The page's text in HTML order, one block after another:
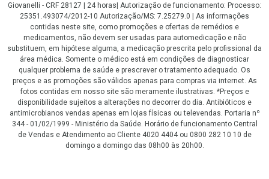
Giovanelli - CRF 28127 | 24 horas| Autorização de funcionamento: Processo:
25351.493074/2012-10 Autorização/MS: 7.25279.0 | As informações
contidas neste site, como promoções e ofertas de remédios e
medicamentos, não devem ser usadas para automedicação e não
substituem, em hipótese alguma, a medicação prescrita pelo profissional da
área médica. Somente o médico está em condições de diagnosticar
qualquer problema de saúde e prescrever o tratamento adequado. Os
preços e as promoções são válidos apenas para compras via internet. As
fotos contidas em nosso site são meramente ilustrativas. *Preços e
disponibilidade sujeitos a alterações no decorrer do dia. Antibióticos e
antimicrobianos vendas apenas em lojas físicas ou televendas. Portaria nº
344 - 01/02/1999 - Ministério da Saúde. Horário de funcionamento Central
de Vendas e Atendimento ao Cliente 4020 4404 ou 0800 282 10 10 de
domingo a domingo das 08h00 às 20h00.